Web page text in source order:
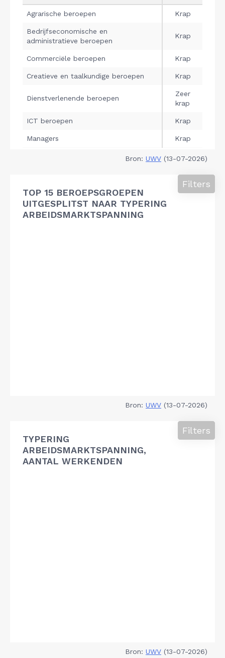
Bron: UWV (13-07-2026)
TOP 15 BEROEPSGROEPEN
UITGESPLITST NAAR TYPERING
ARBEIDSMARKTSPANNING
Filters
Bron: UWV (13-07-2026)
TYPERING
ARBEIDSMARKTSPANNING,
AANTAL WERKENDEN
Filters
Bron: UWV (13-07-2026)